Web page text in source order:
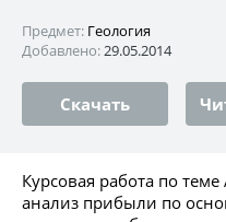
Предмет: Геология
Добавлено:29.05.2014
Скачать
Курсовая работа по
анализ прибыли по